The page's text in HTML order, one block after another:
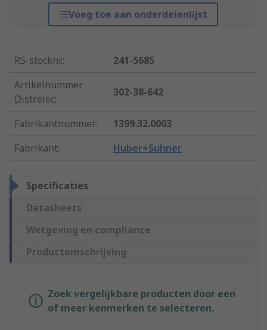
Voeg toe aan onderdelenlijst
RS-stocknr.:
241-5685
Artikelnummer
Distrelec:
302-38-642
Fabrikantnummer:
1399.32.0003
Fabrikant: Huber+Suhner
Specificaties
Datasheets
Wetgeving en compliance
Productomschrijving
Zoek vergelijkbare producten door een
of meer kenmerken te selecteren.